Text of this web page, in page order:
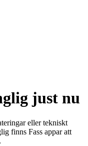
just nu
eller tekniskt
finns Fass appar att